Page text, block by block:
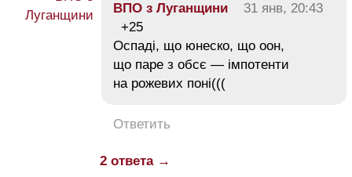
ВПО з Луганщини
31 янв, 20:43
+25
Оспаді, що юнеско, що оон,
що паре з обсє — імпотенти
на рожевих поні(((
Ответить
2 ответа →